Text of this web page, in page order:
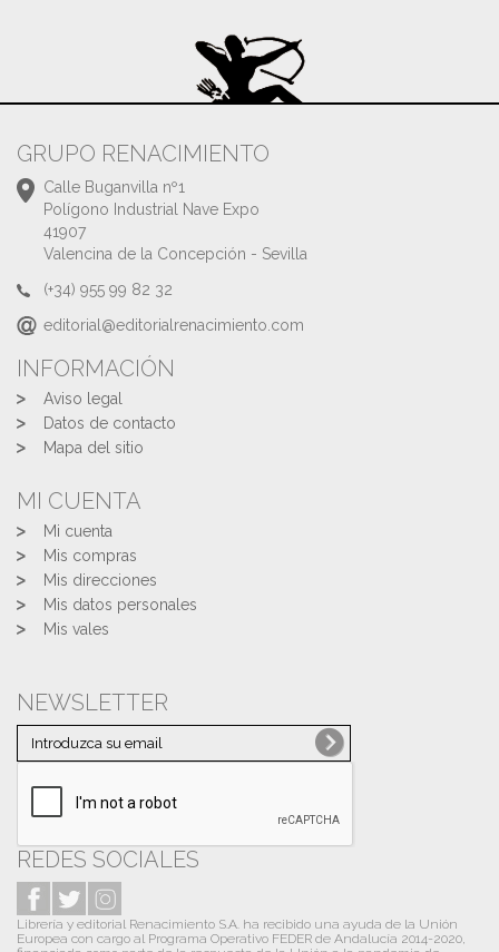
GRUPO RENACIMIENTO
Calle Buganvilla nº1
Polígono Industrial Nave Expo
41907
Valencina de la Concepción - Sevilla
(+34) 955 99 82 32
editorial@editorialrenacimiento.com
INFORMACIÓN
Aviso legal
Datos de contacto
Mapa del sitio
MI CUENTA
Mi cuenta
Mis compras
Mis direcciones
Mis datos personales
Mis vales
NEWSLETTER
REDES SOCIALES
Librería y editorial Renacimiento S.A. ha recibido una ayuda de la Unión
Europea con cargo al Programa Operativo FEDER de Andalucía 2014-2020,